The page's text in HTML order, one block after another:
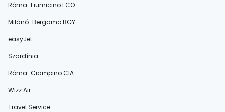
Róma-Fiumicino FCO
Milánó-Bergamo BGY
easyJet
Szardínia
Róma-Ciampino CIA
Wizz Air
Travel Service